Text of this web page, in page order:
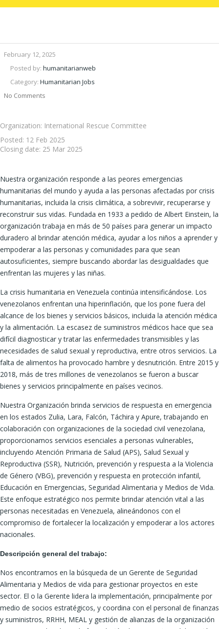
February 12, 2025
Posted by: humanitarianweb
Category: Humanitarian Jobs
No Comments
Organization: International Rescue Committee
Posted: 12 Feb 2025
Closing date: 25 Mar 2025
Nuestra organización responde a las peores emergencias
humanitarias del mundo y ayuda a las personas afectadas por crisis
humanitarias, incluida la crisis climática, a sobrevivir, recuperarse y
reconstruir sus vidas. Fundada en 1933 a pedido de Albert Einstein, la
organización trabaja en más de 50 países para generar un impacto
duradero al brindar atención médica, ayudar a los niños a aprender y
empoderar a las personas y comunidades para que sean
autosuficientes, siempre buscando abordar las desigualdades que
enfrentan las mujeres y las niñas.
La crisis humanitaria en Venezuela continúa intensificándose. Los
venezolanos enfrentan una hiperinflación, que los pone fuera del
alcance de los bienes y servicios básicos, incluida la atención médica
y la alimentación. La escasez de suministros médicos hace que sea
difícil diagnosticar y tratar las enfermedades transmisibles y las
necesidades de salud sexual y reproductiva, entre otros servicios. La
falta de alimentos ha provocado hambre y desnutrición. Entre 2015 y
2018, más de tres millones de venezolanos se fueron a buscar
bienes y servicios principalmente en países vecinos.
Nuestra Organización brinda servicios de respuesta en emergencia
en los estados Zulia, Lara, Falcón, Táchira y Apure, trabajando en
colaboración con organizaciones de la sociedad civil venezolana,
proporcionamos servicios esenciales a personas vulnerables,
incluyendo Atención Primaria de Salud (APS), Salud Sexual y
Reproductiva (SSR), Nutrición, prevención y respuesta a la Violencia
de Género (VBG), prevención y respuesta en protección infantil,
Educación en Emergencias, Seguridad Alimentaria y Medios de Vida.
Este enfoque estratégico nos permite brindar atención vital a las
personas necesitadas en Venezuela, alineándonos con el
compromiso de fortalecer la localización y empoderar a los actores
nacionales.
Descripción general del trabajo:
Nos encontramos en la búsqueda de un Gerente de Seguridad
Alimentaria y Medios de vida para gestionar proyectos en este
sector. El o la Gerente lidera la implementación, principalmente por
medio de socios estratégicos, y coordina con el personal de finanzas
y suministros, RRHH, MEAL y gestión de alianzas de la organización